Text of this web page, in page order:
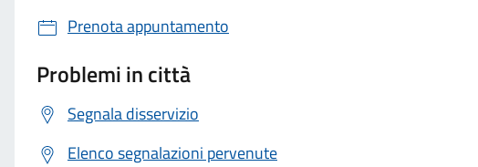
Prenota appuntamento
Problemi in città
Segnala disservizio
Elenco segnalazioni pervenute